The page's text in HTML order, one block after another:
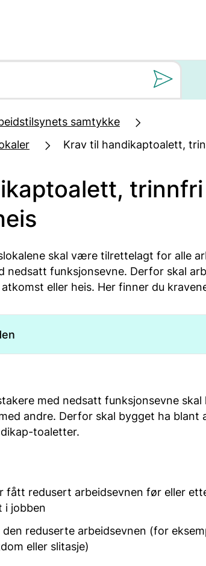
samtykke
Krav til handikaptoalett,
trinnfri
skal være tilrettelagt for alle
nedsatt funksjonsevne. Derfor skal
eller heis. Her finner du
med nedsatt funksjonsevne skal
andre. Derfor skal bygget ha blant
toaletter.
fått redusert arbeidsevnen før eller
i jobben
reduserte arbeidsevnen (for
eller slitasje)